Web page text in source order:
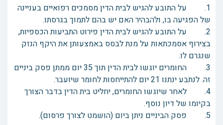
1. על התובע להגיש לבית הדין מסמכים רפואיים בעניינה
של הפגיעה בו, ולהבהיר האם יש בהם לתמוך בגרסתו.
2. על התובע להגיש לבית הדין פירוט התביעות הכספיות,
בצירוף אסמכתאות על מנת לבסס באמצעותן את היקף הנזק
שנגרם לו.
3. החומרים יוגשו לבית הדין תוך 35 יום ממתן פסק ביניים
זה. לנתבע ינתנו 21 יום להתייחסות לחומר שיועבר.
4. לאחר שיוגשו החומרים, יחליט בית הדין בדבר הצורך
בקיומו של דיון נוסף.
5. פסק הביניים ניתן ביום (הושמט לצורך פרסום).